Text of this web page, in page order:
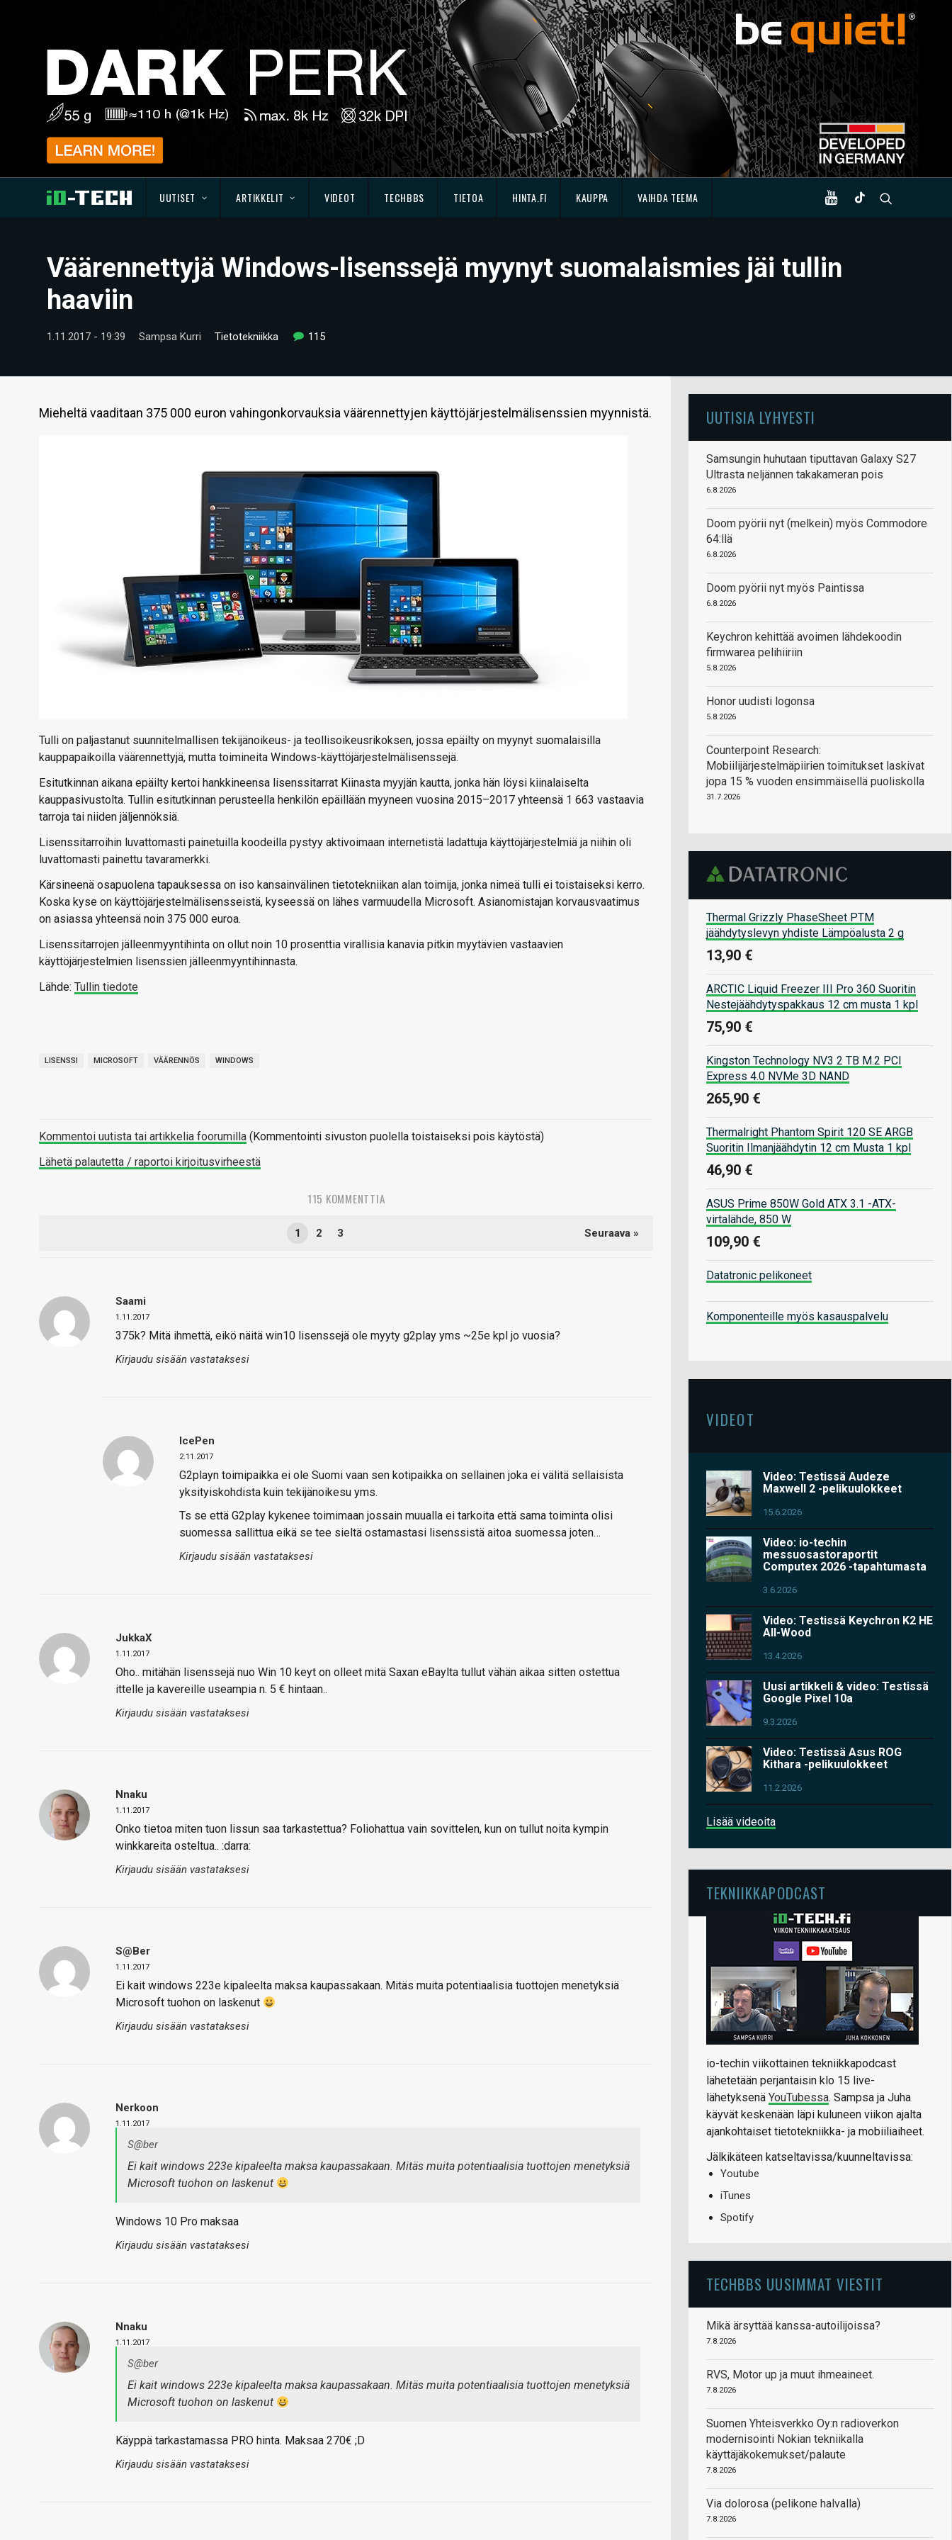
UUTISET ARTIKKELIT VIDEOT TECHBBS TIETOA HINTA.FI KAUPPA VAIHDA TEEMA
Väärennettyjä Windows-lisenssejä myynyt suomalaismies jäi tullin
haaviin
1.11.2017 - 19:39 Sampsa Kurri Tietotekniikka 115
Mieheltä vaaditaan 375 000 euron vahingonkorvauksia väärennettyjen käyttöjärjestelmälisenssien myynnistä.
Tulli on paljastanut suunnitelmallisen tekijänoikeus- ja teollisoikeusrikoksen, jossa epäilty on myynyt suomalaisilla
kauppapaikoilla väärennettyjä, mutta toimineita Windows-käyttöjärjestelmälisenssejä.
Esitutkinnan aikana epäilty kertoi hankkineensa lisenssitarrat Kiinasta myyjän kautta, jonka hän löysi kiinalaiselta
kauppasivustolta. Tullin esitutkinnan perusteella henkilön epäillään myyneen vuosina 2015–2017 yhteensä 1 663 vastaavia
tarroja tai niiden jäljennöksiä.
Lisenssitarroihin luvattomasti painetuilla koodeilla pystyy aktivoimaan internetistä ladattuja käyttöjärjestelmiä ja niihin oli
luvattomasti painettu tavaramerkki.
Kärsineenä osapuolena tapauksessa on iso kansainvälinen tietotekniikan alan toimija, jonka nimeä tulli ei toistaiseksi kerro.
Koska kyse on käyttöjärjestelmälisensseistä, kyseessä on lähes varmuudella Microsoft. Asianomistajan korvausvaatimus
on asiassa yhteensä noin 375 000 euroa.
Lisenssitarrojen jälleenmyyntihinta on ollut noin 10 prosenttia virallisia kanavia pitkin myytävien vastaavien
käyttöjärjestelmien lisenssien jälleenmyyntihinnasta.
Lähde: Tullin tiedote
LISENSSI MICROSOFT VÄÄRENNÖS WINDOWS
Kommentoi uutista tai artikkelia foorumilla (Kommentointi sivuston puolella toistaiseksi pois käytöstä)
Lähetä palautetta / raportoi kirjoitusvirheestä
115 KOMMENTTIA
1 2 3 Seuraava »
Saami
1.11.2017
375k? Mitä ihmettä, eikö näitä win10 lisenssejä ole myyty g2play yms ~25e kpl jo vuosia?
Kirjaudu sisään vastataksesi
IcePen
2.11.2017
G2playn toimipaikka ei ole Suomi vaan sen kotipaikka on sellainen joka ei välitä sellaisista
yksityiskohdista kuin tekijänoikesu yms.
Ts se että G2play kykenee toimimaan jossain muualla ei tarkoita että sama toiminta olisi
suomessa sallittua eikä se tee sieltä ostamastasi lisenssistä aitoa suomessa joten…
Kirjaudu sisään vastataksesi
JukkaX
1.11.2017
Oho.. mitähän lisenssejä nuo Win 10 keyt on olleet mitä Saxan eBaylta tullut vähän aikaa sitten ostettua
ittelle ja kavereille useampia n. 5 € hintaan..
Kirjaudu sisään vastataksesi
Nnaku
1.11.2017
Onko tietoa miten tuon lissun saa tarkastettua? Foliohattua vain sovittelen, kun on tullut noita kympin
winkkareita osteltua.. :darra:
Kirjaudu sisään vastataksesi
S@ber
1.11.2017
Ei kait windows 223e kipaleelta maksa kaupassakaan. Mitäs muita potentiaalisia tuottojen menetyksiä
Microsoft tuohon on laskenut
Kirjaudu sisään vastataksesi
Nerkoon
1.11.2017
S@ber
Ei kait windows 223e kipaleelta maksa kaupassakaan. Mitäs muita potentiaalisia tuottojen menetyksiä
Microsoft tuohon on laskenut
Windows 10 Pro maksaa
Kirjaudu sisään vastataksesi
Nnaku
1.11.2017
S@ber
Ei kait windows 223e kipaleelta maksa kaupassakaan. Mitäs muita potentiaalisia tuottojen menetyksiä
Microsoft tuohon on laskenut
Käyppä tarkastamassa PRO hinta. Maksaa 270€ ;D
Kirjaudu sisään vastataksesi
UUTISIA LYHYESTI
Samsungin huhutaan tiputtavan Galaxy S27
Ultrasta neljännen takakameran pois
6.8.2026
Doom pyörii nyt (melkein) myös Commodore
64:llä
6.8.2026
Doom pyörii nyt myös Paintissa
6.8.2026
Keychron kehittää avoimen lähdekoodin
firmwarea pelihiiriin
5.8.2026
Honor uudisti logonsa
5.8.2026
Counterpoint Research:
Mobiilijärjestelmäpiirien toimitukset laskivat
jopa 15 % vuoden ensimmäisellä puoliskolla
31.7.2026
Thermal Grizzly PhaseSheet PTM
jäähdytyslevyn yhdiste Lämpöalusta 2 g
13,90 €
ARCTIC Liquid Freezer III Pro 360 Suoritin
Nestejäähdytyspakkaus 12 cm musta 1 kpl
75,90 €
Kingston Technology NV3 2 TB M.2 PCI
Express 4.0 NVMe 3D NAND
265,90 €
Thermalright Phantom Spirit 120 SE ARGB
Suoritin Ilmanjäähdytin 12 cm Musta 1 kpl
46,90 €
ASUS Prime 850W Gold ATX 3.1 -ATX-
virtalähde, 850 W
109,90 €
Datatronic pelikoneet
Komponenteille myös kasauspalvelu
VIDEOT
Video: Testissä Audeze
Maxwell 2 -pelikuulokkeet
15.6.2026
Video: io-techin
messuosastoraportit
Computex 2026 -tapahtumasta
3.6.2026
Video: Testissä Keychron K2 HE
All-Wood
13.4.2026
Uusi artikkeli & video: Testissä
Google Pixel 10a
9.3.2026
Video: Testissä Asus ROG
Kithara -pelikuulokkeet
11.2.2026
Lisää videoita
TEKNIIKKAPODCAST
io-techin viikottainen tekniikkapodcast
lähetetään perjantaisin klo 15 live-
lähetyksenä YouTubessa. Sampsa ja Juha
käyvät keskenään läpi kuluneen viikon ajalta
ajankohtaiset tietotekniikka- ja mobiiliaiheet.
Jälkikäteen katseltavissa/kuunneltavissa:
Youtube
iTunes
Spotify
TECHBBS UUSIMMAT VIESTIT
Mikä ärsyttää kanssa-autoilijoissa?
7.8.2026
RVS, Motor up ja muut ihmeaineet.
7.8.2026
Suomen Yhteisverkko Oy:n radioverkon
modernisointi Nokian tekniikalla
käyttäjäkokemukset/palaute
7.8.2026
Via dolorosa (pelikone halvalla)
7.8.2026